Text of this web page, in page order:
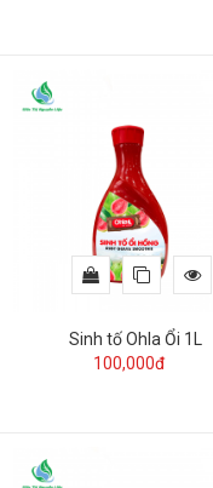
Sinh tố Ohla Ổi 1L
100,000đ